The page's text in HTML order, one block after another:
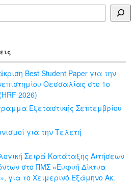
Best Student Paper για την
Θεσσαλίας στο 1ο
2026)
Εξεταστικής Σεπτεμβρίου
για την Τελετή
Σειρά Κατάταξης Αιτήσεων
στο ΠΜΣ «Ευφυή Δίκτυα
για το Χειμερινό Εξάμηνο Ακ.